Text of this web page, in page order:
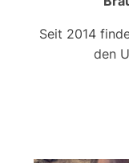
Seit 2014
den